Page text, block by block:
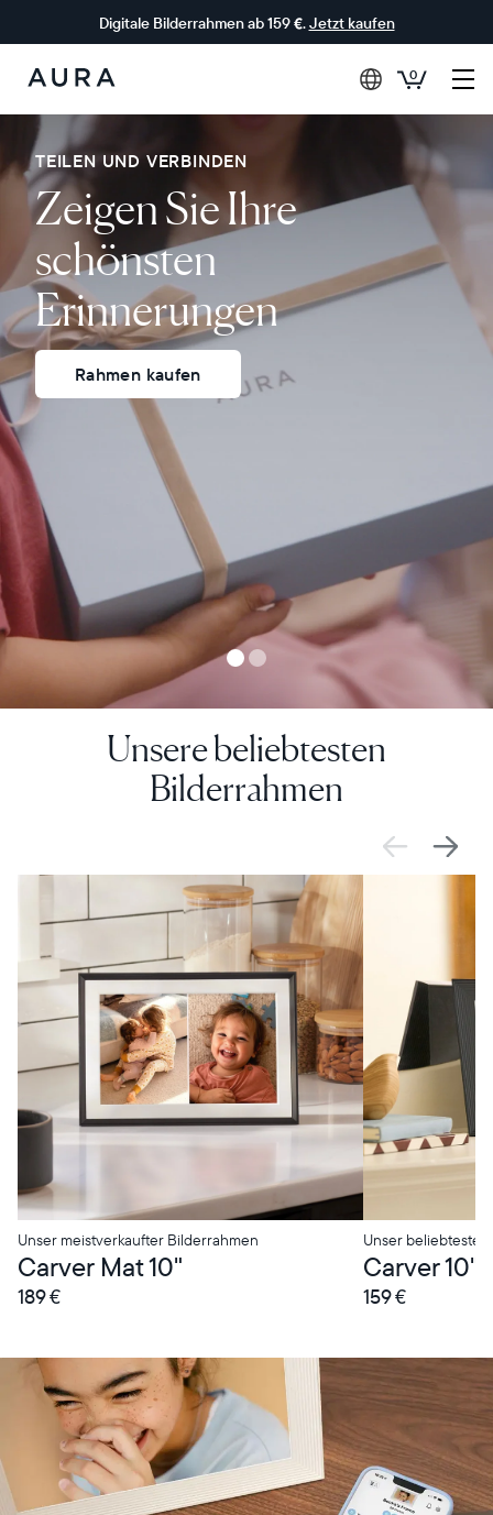
Digitale Bilderrahmen ab 159 €.Jetzt kaufen
Aura-
Rahmen
0
TEILEN UND VERBINDEN
Zeigen Sie Ihre
schönsten
Erinnerungen
Rahmen kaufen
Unsere beliebtesten
Bilderrahmen
Unser meistverkaufter Bilderrahmen
Carver Mat 10"
189 €
Unser beliebtester
Carver 10"
159 €